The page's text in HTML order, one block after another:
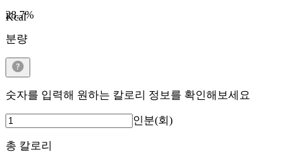
Kcal
28.7%
분량
숫자를 입력해 원하는 칼로리 정보를 확인해보세요
인분(회)
총 칼로리